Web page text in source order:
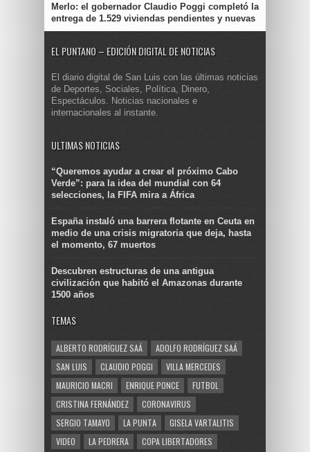
Merlo: el gobernador Claudio Poggi completó la
entrega de 1.529 viviendas pendientes y nuevas
EL PUNTANO – EDICIÓN DIGITAL DE NOTICIAS
El diario digital de San Luis con las últimas noticias
de Deportes, Sociales, Política, Dinero,
Espectáculos. Noticias nacionales e
internacionales al instante.
ULTIMAS NOTICIAS
“Queremos ayudar a crear el próximo Cabo
Verde”: para la idea del mundial con 64
selecciones, la FIFA mira a África
España instaló una barrera flotante en Ceuta en
medio de una crisis migratoria que deja, hasta
el momento, 67 muertos
Descubren estructuras de una antigua
civilización que habitó el Amazonas durante
1500 años
TEMAS
ALBERTO RODRÍGUEZ SAÁ
ADOLFO RODRÍGUEZ SAÁ
SAN LUIS
CLAUDIO POGGI
VILLA MERCEDES
MAURICIO MACRI
ENRIQUE PONCE
FUTBOL
CRISTINA FERNÁNDEZ
CORONAVIRUS
SERGIO TAMAYO
LA PUNTA
GISELA VARTALITIS
VIDEO
LA PEDRERA COPA LIBERTADORES